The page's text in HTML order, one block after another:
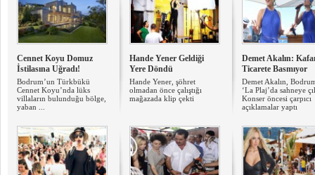
Cennet Koyu Domuz
İstilasına Uğradı!
Bodrum’un Türkbükü
Cennet Koyu’nda lüks
villaların bulunduğu bölge,
yaban ...
Hande Yener Geldiği
Yere Döndü
Hande Yener, şöhret
olmadan önce çalıştığı
mağazada klip çekti
Demet Akalın:
Ticarete Basmıyor
Demet Akalın,
‘La Plaj’da sahneye
Konser öncesi çarpıcı
açıklamalar yaptı